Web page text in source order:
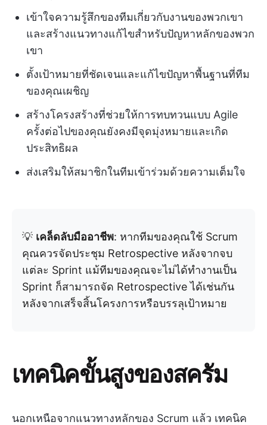
เข้าใจความรู้สึกของทีมเกี่ยวกับงานของพวกเขา
และสร้างแนวทางแก้ไขสำหรับปัญหาหลักของพวก
เขา
ตั้งเป้าหมายที่ชัดเจนและแก้ไขปัญหาพื้นฐานที่ทีม
ของคุณเผชิญ
สร้างโครงสร้างที่ช่วยให้การทบทวนแบบ Agile
ครั้งต่อไปของคุณยังคงมีจุดมุ่งหมายและเกิด
ประสิทธิผล
ส่งเสริมให้สมาชิกในทีมเข้าร่วมด้วยความเต็มใจ
💡 เคล็ดลับมืออาชีพ: หากทีมของคุณใช้ Scrum
คุณควรจัดประชุม Retrospective หลังจากจบ
แต่ละ Sprint แม้ทีมของคุณจะไม่ได้ทำงานเป็น
Sprint ก็สามารถจัด Retrospective ได้เช่นกัน
หลังจากเสร็จสิ้นโครงการหรือบรรลุเป้าหมาย
เทคนิคขั้นสูงของสครัม
นอกเหนือจากแนวทางหลักของ Scrum แล้ว เทคนิค